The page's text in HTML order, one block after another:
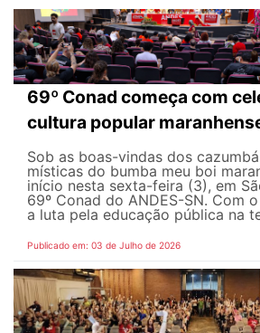
69º Conad começa com
cultura popular
Sob as boas-vindas dos
místicas do bumba meu boi
início nesta sexta-feira (3), em
69º Conad do ANDES-SN. Com
a luta pela educação pública na
Publicado em: 03 de Julho de 2026